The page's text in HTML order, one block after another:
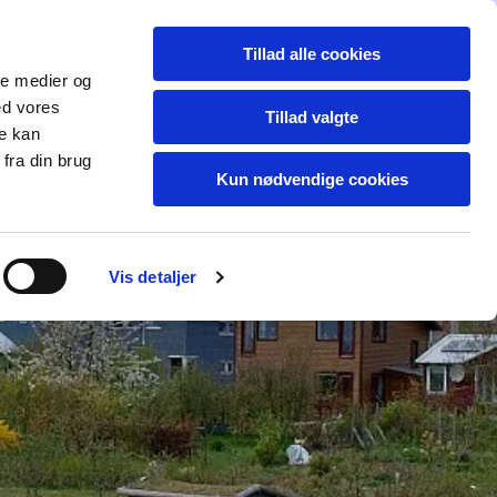
medier og
vores
kan
din brug
Vis detaljer
Tillad alle cookies
Tillad valgte
Kun nødvendige cookies
Mere...